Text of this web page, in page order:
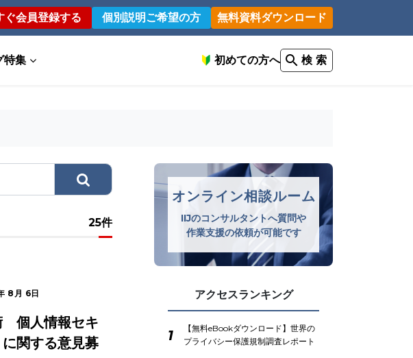
ぐ会員登録する 個別説明ご希望の方 無料資料ダウンロード
特集 初めての方へ 検 索
25件
8月 6日
個人情報セキ
関する意見募
オンライン相談ルーム
IIJのコンサルタントへ質問や
作業支援の依頼が可能です
アクセスランキング
1
【無料eBookダウンロード】世界の
プライバシー保護規制調査レポート